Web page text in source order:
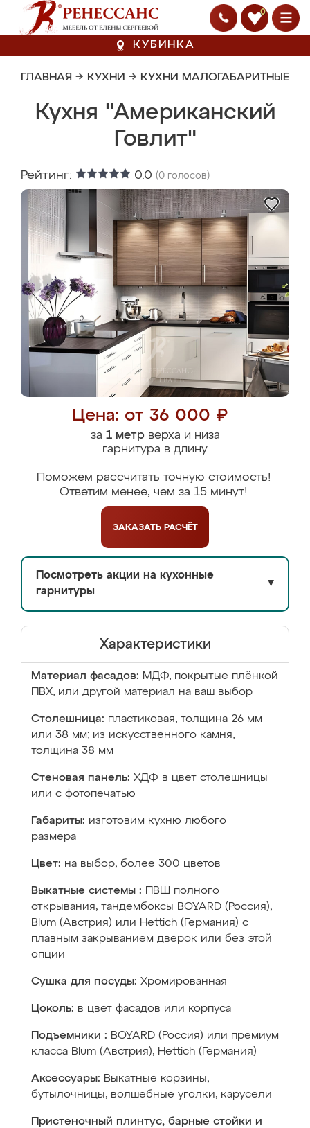
0
КУБИНКА
ГЛАВНАЯ → КУХНИ → КУХНИ МАЛОГАБАРИТНЫЕ
Кухня "Американский
Говлит"
Рейтинг: 0.0 (0 голосов)
Цена: от 36 000 ₽
за 1 метрверха и низа
гарнитура в длину
Поможем рассчитать точную стоимость!
Ответим менее, чем за 15 минут!
ЗАКАЗАТЬ РАСЧЁТ
Посмотреть акции на кухонные
гарнитуры
▼
Характеристики
Материал фасадов: МДФ, покрытые плёнкой
ПВХ, или другой материал на ваш выбор
Столешница: пластиковая, толщина 26 мм
или 38 мм; из искусственного камня,
толщина 38 мм
Стеновая панель: ХДФ в цвет столешницы
или с фотопечатью
Габариты: изготовим кухню любого
размера
Цвет: на выбор, более 300 цветов
Выкатные системы :
ПВШ полного
открывания, тандембоксы BOYARD (Россия),
Blum (Австрия) или Hettich (Германия) с
плавным закрыванием дверок или без этой
опции
Сушка для посуды: Хромированная
Цоколь: в цвет фасадов или корпуса
Подъемники : BOYARD (Россия) или премиум
класса Blum (Австрия), Hettich (Германия)
Аксессуары: Выкатные корзины,
бутылочницы, волшебные уголки, карусели
Пристеночный плинтус, барные стойки и